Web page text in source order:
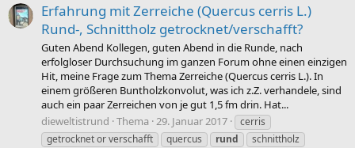
Erfahrung mit Zerreiche (Quercus cerris L.)
Rund-, Schnittholz getrocknet/verschafft?
Guten Abend Kollegen, guten Abend in die Runde, nach
erfolgloser Durchsuchung im ganzen Forum ohne einen einzigen
Hit, meine Frage zum Thema Zerreiche (Quercus cerris L.). In
einem größeren Buntholzkonvolut, was ich z.Z. verhandele, sind
auch ein paar Zerreichen von je gut 1,5 fm drin. Hat...
dieweltistrund Thema 29. Januar 2017
cerris
getrocknet or verschafft
quercus rund
schnittholz